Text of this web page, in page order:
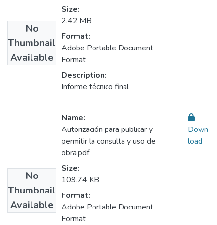
No
Thumbnail
Available
Size:
2.42 MB
Format:
Adobe Portable Document
Format
Description:
Informe técnico final
No
Thumbnail
Available
Name:
Autorización para publicar y
permitir la consulta y uso de
obra.pdf
Size:
109.74 KB
Format:
Adobe Portable Document
Format
Down
load